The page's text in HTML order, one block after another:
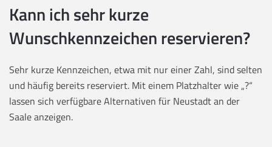
Kann ich sehr kurze
Wunschkennzeichen reservieren?
Sehr kurze Kennzeichen, etwa mit nur einer Zahl, sind selten
und häufig bereits reserviert. Mit einem Platzhalter wie „?“
lassen sich verfügbare Alternativen für Neustadt an der
Saale anzeigen.